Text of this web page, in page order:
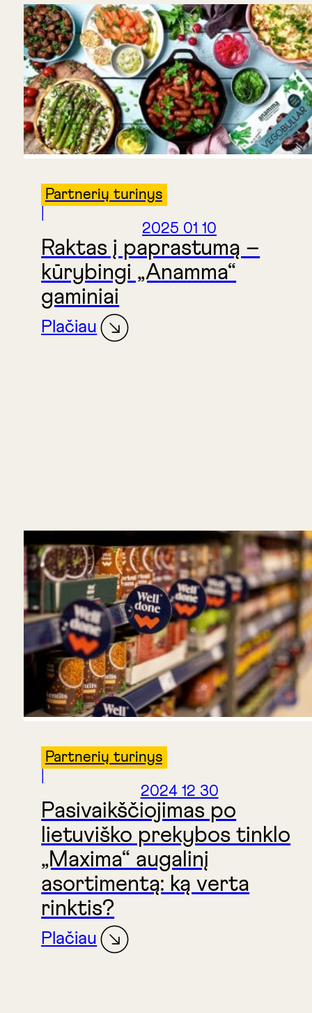
Partnerių turinys
2025 01 10
Raktas į paprastumą –
kūrybingi „Anamma“
gaminiai
Plačiau
Partnerių turinys
2024 12 30
Pasivaikščiojimas po
lietuviško prekybos tinklo
„Maxima“ augalinį
asortimentą: ką verta
rinktis?
Plačiau